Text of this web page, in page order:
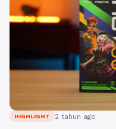
HIGHLIGHT 2 tahun ago